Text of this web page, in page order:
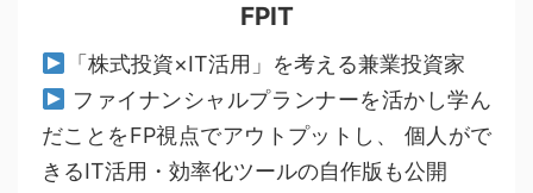
FPIT
「株式投資×IT活用」を考える兼業投資家
ファイナンシャルプランナーを活かし学ん
だことをFP視点でアウトプットし、 個人がで
きるIT活用・効率化ツールの自作版も公開